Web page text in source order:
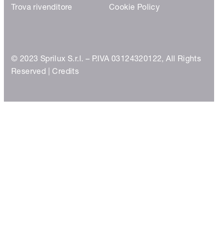
Trova rivenditore
Cookie Policy
© 2023 Sprilux S.r.l. – P.IVA 03124320122, All Rights
Reserved | Credits